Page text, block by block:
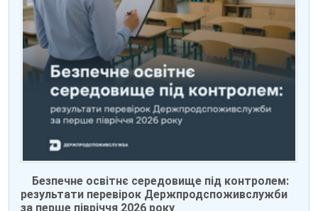
Безпечне освітнє середовище під контролем:
результати перевірок Держпродспоживслужби
за перше півріччя 2026 року